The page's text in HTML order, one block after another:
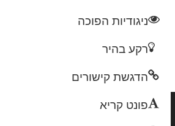
ניגודיות הפוכה
רקע בהיר
הדגשת קישורים
פונט קריא